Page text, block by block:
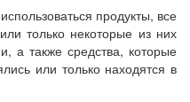
продукты, все
только некоторые из них
а также средства, которые
или только находятся в